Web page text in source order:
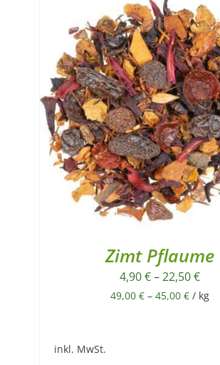
Zimt Pflaume
4,90€–22,50€
49,00 €– 45,00 €/ kg
inkl. MwSt.